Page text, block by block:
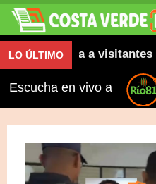
LO ÚLTIMO a visitantes
Escucha en vivo a